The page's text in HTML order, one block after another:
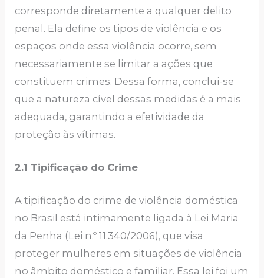
corresponde diretamente a qualquer delito
penal. Ela define os tipos de violência e os
espaços onde essa violência ocorre, sem
necessariamente se limitar a ações que
constituem crimes. Dessa forma, conclui-se
que a natureza cível dessas medidas é a mais
adequada, garantindo a efetividade da
proteção às vítimas.
2.1 Tipificação do Crime
A tipificação do crime de violência doméstica
no Brasil está intimamente ligada à Lei Maria
da Penha (Lei n.º 11.340/2006), que visa
proteger mulheres em situações de violência
no âmbito doméstico e familiar. Essa lei foi um